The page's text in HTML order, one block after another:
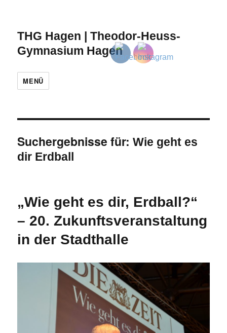
THG Hagen | Theodor-Heuss-
Gymnasium Hagen
MENÜ
Suchergebnisse für:Wie geht es
dir Erdball
„Wie geht es dir, Erdball?“
– 20. Zukunftsveranstaltung
in der Stadthalle